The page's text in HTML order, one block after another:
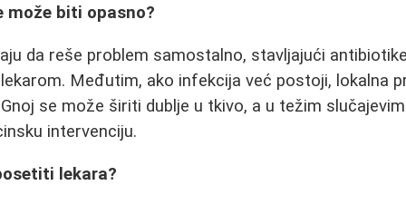
može biti opasno?
da reše problem samostalno, stavljajući
Međutim, ako infekcija već postoji, lokalna
se može širiti dublje u tkivo, a u težim
intervenciju.
lekara?